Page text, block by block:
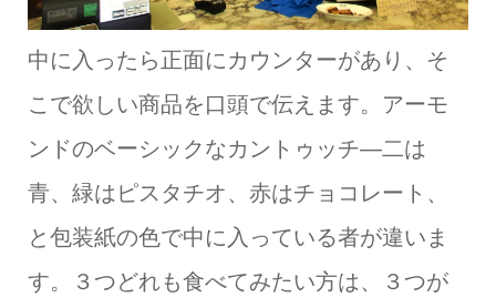
中に入ったら正面にカウンターがあり、そ
こで欲しい商品を口頭で伝えます。アーモ
ンドのベーシックなカントゥッチ―二は
青、緑はピスタチオ、赤はチョコレート、
と包装紙の色で中に入っている者が違いま
す。３つどれも食べてみたい方は、３つが